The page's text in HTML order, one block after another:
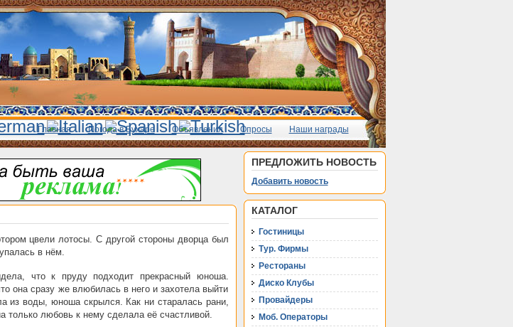
Главная Погода в Бухаре Объявления Опросы Наши награды
цвели лотосы. С другой стороны дворца был
в нём.
что к пруду подходит прекрасный юноша.
она сразу же влюбилась в него и захотела выйти
из воды, юноша скрылся. Как ни старалась рани,
только любовь к нему сделала её счастливой.
ПРЕДЛОЖИТЬ НОВОСТЬ
Добавить новость
КАТАЛОГ
Гостиницы
Тур. Фирмы
Рестораны
Диско Клубы
Провайдеры
Моб. Операторы